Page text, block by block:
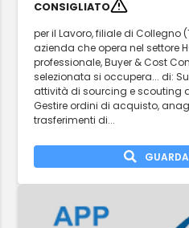
CONSIGLIATO
per il Lavoro, filiale di Collegno
azienda che opera nel settore
professionale, Buyer & Cost
selezionata si occupera... di:
attività di sourcing e scouting
Gestire ordini di acquisto,
trasferimenti di...